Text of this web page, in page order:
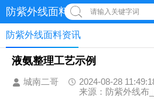
防紫外线面料网 请输入关键字词
防紫外线面料资讯
液氨整理工艺示例
城南二哥
2024-08-28
来源：防紫外线布